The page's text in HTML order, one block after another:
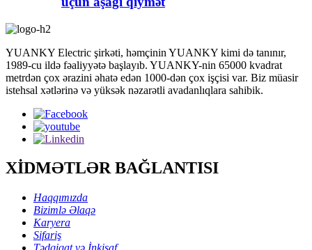
YUANKY Electric şirkəti, həmçinin YUANKY kimi də tanınır,
1989-cu ildə fəaliyyətə başlayıb. YUANKY-nin 65000 kvadrat
metrdən çox ərazini əhatə edən 1000-dən çox işçisi var. Biz müasir
istehsal xətlərinə və yüksək nəzarətli avadanlıqlara sahibik.
XİDMƏTLƏR BAĞLANTISI
Haqqımızda
Bizimlə Əlaqə
Karyera
Sifariş